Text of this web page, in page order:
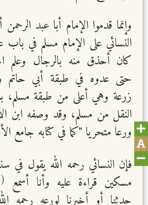
وإنما قدموا الإمام أبا عبد
النسائي على الإمام مسلم في باب
كان أحذق منه بالرجال وعلم
حتى عدوه في طبقة أبي حاتم
زرعة وهي أعلى من طبقة مسلم،
النقل من مسلم، وقد وصفه ابن
ورعا متحريا "كما في كتابه جامع
فإن النسائي رحمه الله يقول في
مسكين قراءة عليه وأنا أسمع (
حدثنا أو أخبرنا لورعه رحمه